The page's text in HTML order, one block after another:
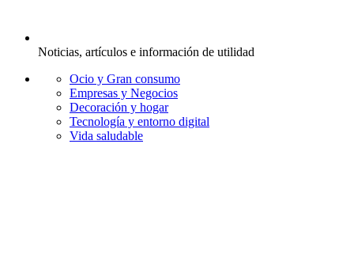
Noticias, artículos e información de utilidad
Ocio y Gran consumo
Empresas y Negocios
Decoración y hogar
Tecnología y entorno digital
Vida saludable